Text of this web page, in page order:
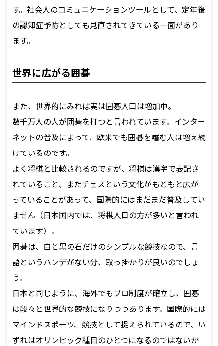
す。社会人のコミュニケーションツールとして、定年後
の認知症予防としても見直されてきている一面があり
ます。
世界に広がる囲碁
また、世界的にみれば実は囲碁人口は増加中。
数千万人の人が囲碁を打つと言われています。インター
ネットの普及によって、欧米でも囲碁を嗜む人は増え続
けているのです。
よく将棋と比較されるのですが、将棋は漢字で表記さ
れていること、またチェスという文化がもともと広が
っていることがあって、国際的にはまだまだ普及してい
ません（日本国内では、将棋人口の方が多いと言われ
ています）。
囲碁は、白と黒の石だけのシンプルな競技なので、言
語というハンデがない分、取っ掛かりが良いのでしょ
う。
日本と同じように、海外でもプロ制度が確立し、囲碁
は段々と世界的な競技になりつつあります。国際的には
マインドスポーツ、競技として捉えられているので、い
ずれはオリンピック種目のひとつになるのではないか